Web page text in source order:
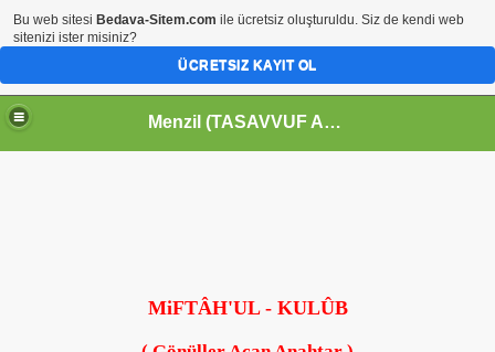
Menzil (TASAVVUF ADRESİNİZ) SiLSiLE
MiFTÂH'UL - KULÛB
Bu web sitesi Bedava-Sitem.com ile ücretsiz oluşturuldu. Siz de kendi web
sitenizi ister misiniz?
ÜCRETSIZ KAYIT OL